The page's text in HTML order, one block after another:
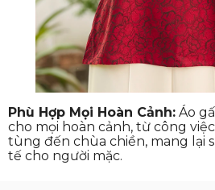
Phù Hợp Mọi Hoàn Cảnh: Áo
cho mọi hoàn cảnh, từ công
tùng đến chùa chiền, mang lại
tế cho người mặc.